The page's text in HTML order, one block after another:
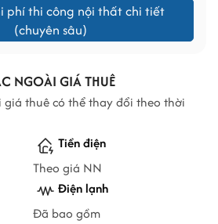
phí thi công nội thất chi tiết
(chuyên sâu)
NGOÀI GIÁ THUÊ
thuê có thể thay đổi theo thời
Tiền điện
Theo giá NN
Điện lạnh
Đã bao gồm